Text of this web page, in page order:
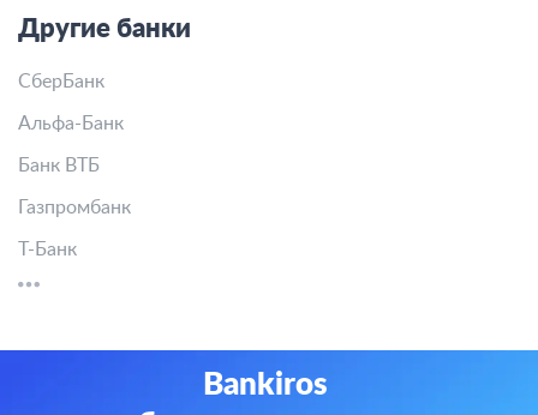
Другие банки
СберБанк
Альфа-Банк
Банк ВТБ
Газпромбанк
Т-Банк
Bankiros